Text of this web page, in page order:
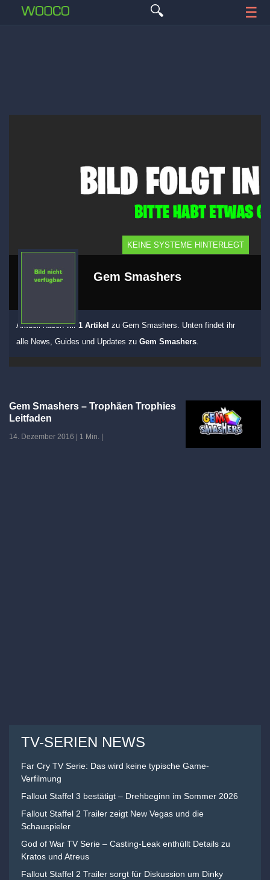
🔍 ☰
KEINE SYSTEME HINTERLEGT
Gem Smashers
Aktuell haben wir 1 Artikel zu Gem Smashers. Unten findet ihr
alle News, Guides und Updates zu Gem Smashers.
Gem Smashers – Trophäen Trophies
Leitfaden
14. Dezember 2016 1 Min.
TV-SERIEN NEWS
Far Cry TV Serie: Das wird keine typische Game-
Verfilmung
Fallout Staffel 3 bestätigt – Drehbeginn im Sommer 2026
Fallout Staffel 2 Trailer zeigt New Vegas und die
Schauspieler
God of War TV Serie – Casting-Leak enthüllt Details zu
Kratos und Atreus
Fallout Staffel 2 Trailer sorgt für Diskussion um Dinky